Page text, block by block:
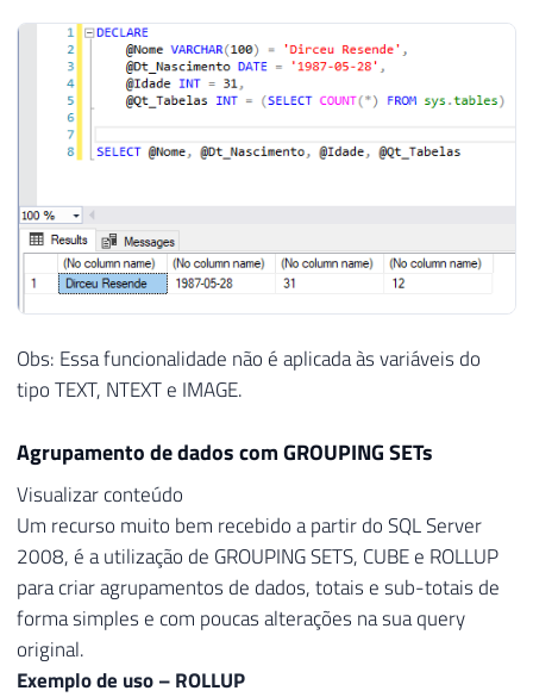
Obs: Essa funcionalidade não é aplicada às variáveis do
tipo TEXT, NTEXT e IMAGE.
Agrupamento de dados com GROUPING SETs
Visualizar conteúdo
Um recurso muito bem recebido a partir do SQL Server
2008, é a utilização de GROUPING SETS, CUBE e ROLLUP
para criar agrupamentos de dados, totais e sub-totais de
forma simples e com poucas alterações na sua query
original.
Exemplo de uso – ROLLUP